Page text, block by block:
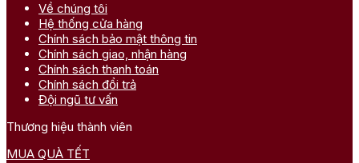
Về chúng tôi
Hệ thống cửa hàng
Chính sách bảo mật thông tin
Chính sách giao, nhận hàng
Chính sách thanh toán
Chính sách đổi trả
Đội ngũ tư vấn
Thương hiệu thành viên
MUA QUÀ TẾT